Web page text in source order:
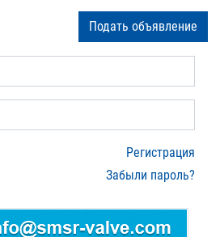
Подать объявление
Регистрация
Забыли пароль?